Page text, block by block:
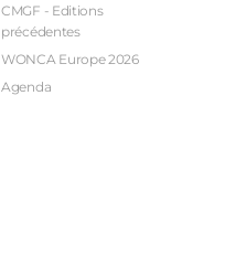
CMGF - Editions
précédentes
WONCA Europe 2026
Agenda